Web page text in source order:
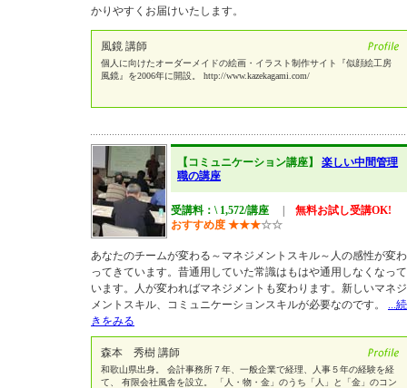
かりやすくお届けいたします。
風鏡 講師
個人に向けたオーダーメイドの絵画・イラスト制作サイト『似顔絵工房
風鏡』を2006年に開設。 http://www.kazekagami.com/
【コミュニケーション講座】 楽しい中間管理
職の講座
受講料：\ 1,572/講座
無料お試し受講OK!
おすすめ度 ★★★☆☆
あなたのチームが変わる～マネジメントスキル～人の感性が変わ
ってきています。昔通用していた常識はもはや通用しなくなって
います。人が変わればマネジメントも変わります。新しいマネジ
メントスキル、コミュニケーションスキルが必要なのです。 ...続
きをみる
森本 秀樹 講師
和歌山県出身。 会計事務所７年、一般企業で経理、人事５年の経験を経
て、 有限会社風舎を設立。 「人・物・金」のうち「人」と「金」のコン